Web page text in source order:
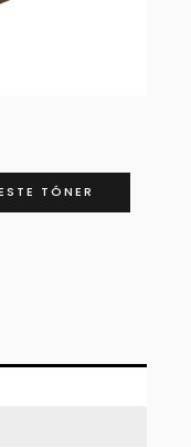
TÓNER